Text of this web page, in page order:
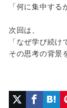
「何に集中する
次回は、
「なぜ学び続け
その思考の背景